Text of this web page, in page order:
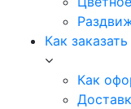
Как заказать
Как